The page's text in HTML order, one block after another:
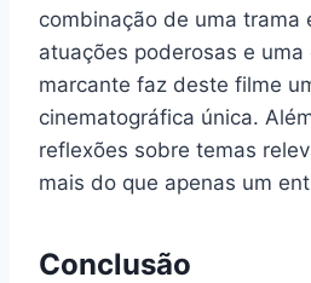
combinação de uma trama
atuações poderosas e
marcante faz deste filme
cinematográfica única.
reflexões sobre temas
mais do que apenas um
Conclusão